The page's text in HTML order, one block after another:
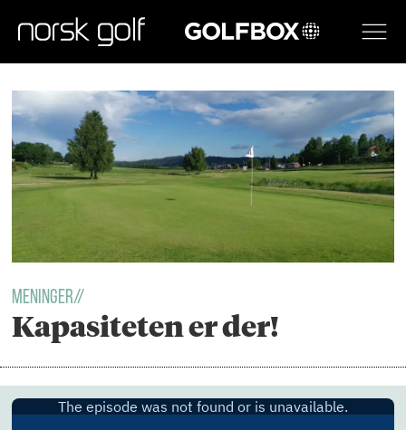
GOLFBOX
Tag:
hof
golfklubb
Meninger//
Kapasiteten er der!